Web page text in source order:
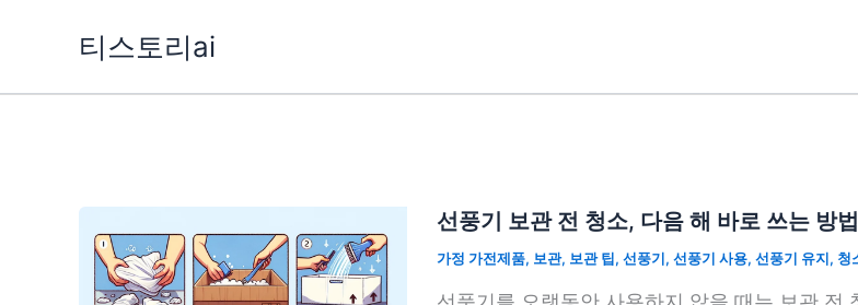
티스토리ai
선풍기 보관 전 청소, 다음 해 바로 쓰는 방법
가정 가전제품, 보관, 보관 팁, 선풍기, 선풍기 사용, 선풍기 유지, 청